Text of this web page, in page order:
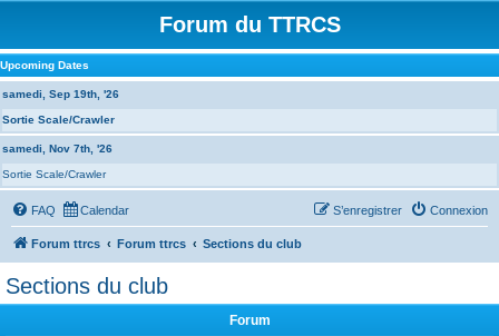
Forum du TTRCS
Upcoming Dates
samedi, Sep 19th, '26
Sortie Scale/Crawler
samedi, Nov 7th, '26
Sortie Scale/Crawler
FAQ Calendar Connexion
S’enregistrer
Forum ttrcs Forum ttrcs Sections du club
Sections du club
Forum